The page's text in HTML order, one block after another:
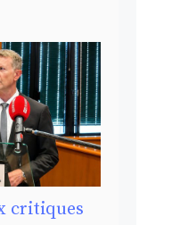
critiques